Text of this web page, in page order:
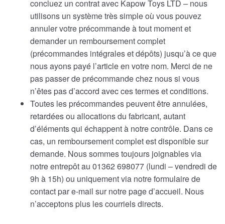
concluez un contrat avec Kapow Toys LTD – nous
utilisons un système très simple où vous pouvez
annuler votre précommande à tout moment et
demander un remboursement complet
(précommandes intégrales et dépôts) jusqu’à ce que
nous ayons payé l’article en votre nom. Merci de ne
pas passer de précommande chez nous si vous
n’êtes pas d’accord avec ces termes et conditions.
Toutes les précommandes peuvent être annulées,
retardées ou allocations du fabricant, autant
d’éléments qui échappent à notre contrôle. Dans ce
cas, un remboursement complet est disponible sur
demande. Nous sommes toujours joignables via
notre entrepôt au 01362 698077 (lundi – vendredi de
9h à 15h) ou uniquement via notre formulaire de
contact par e-mail sur notre page d’accueil. Nous
n’acceptons plus les courriels directs.